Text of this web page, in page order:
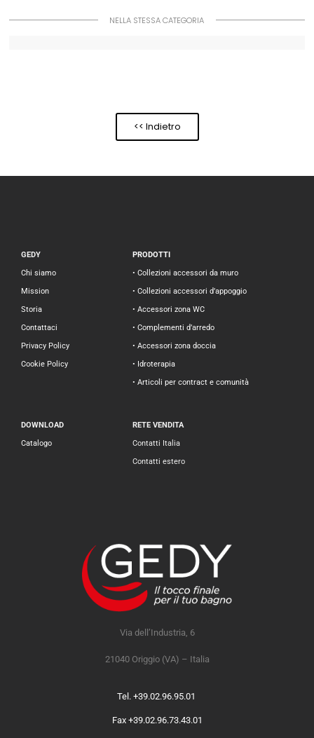
NELLA STESSA CATEGORIA
<< Indietro
GEDY
Chi siamo
Mission
Storia
Contattaci
Privacy Policy
Cookie Policy
PRODOTTI
• Collezioni accessori da muro
• Collezioni accessori d’appoggio
• Accessori zona WC
• Complementi d’arredo
• Accessori zona doccia
• Idroterapia
• Articoli per contract e comunità
DOWNLOAD
Catalogo
RETE VENDITA
Contatti Italia
Contatti estero
Via dell’Industria, 6
21040 Origgio (VA) – Italia
Tel. +39.02.96.95.01
Fax +39.02.96.73.43.01